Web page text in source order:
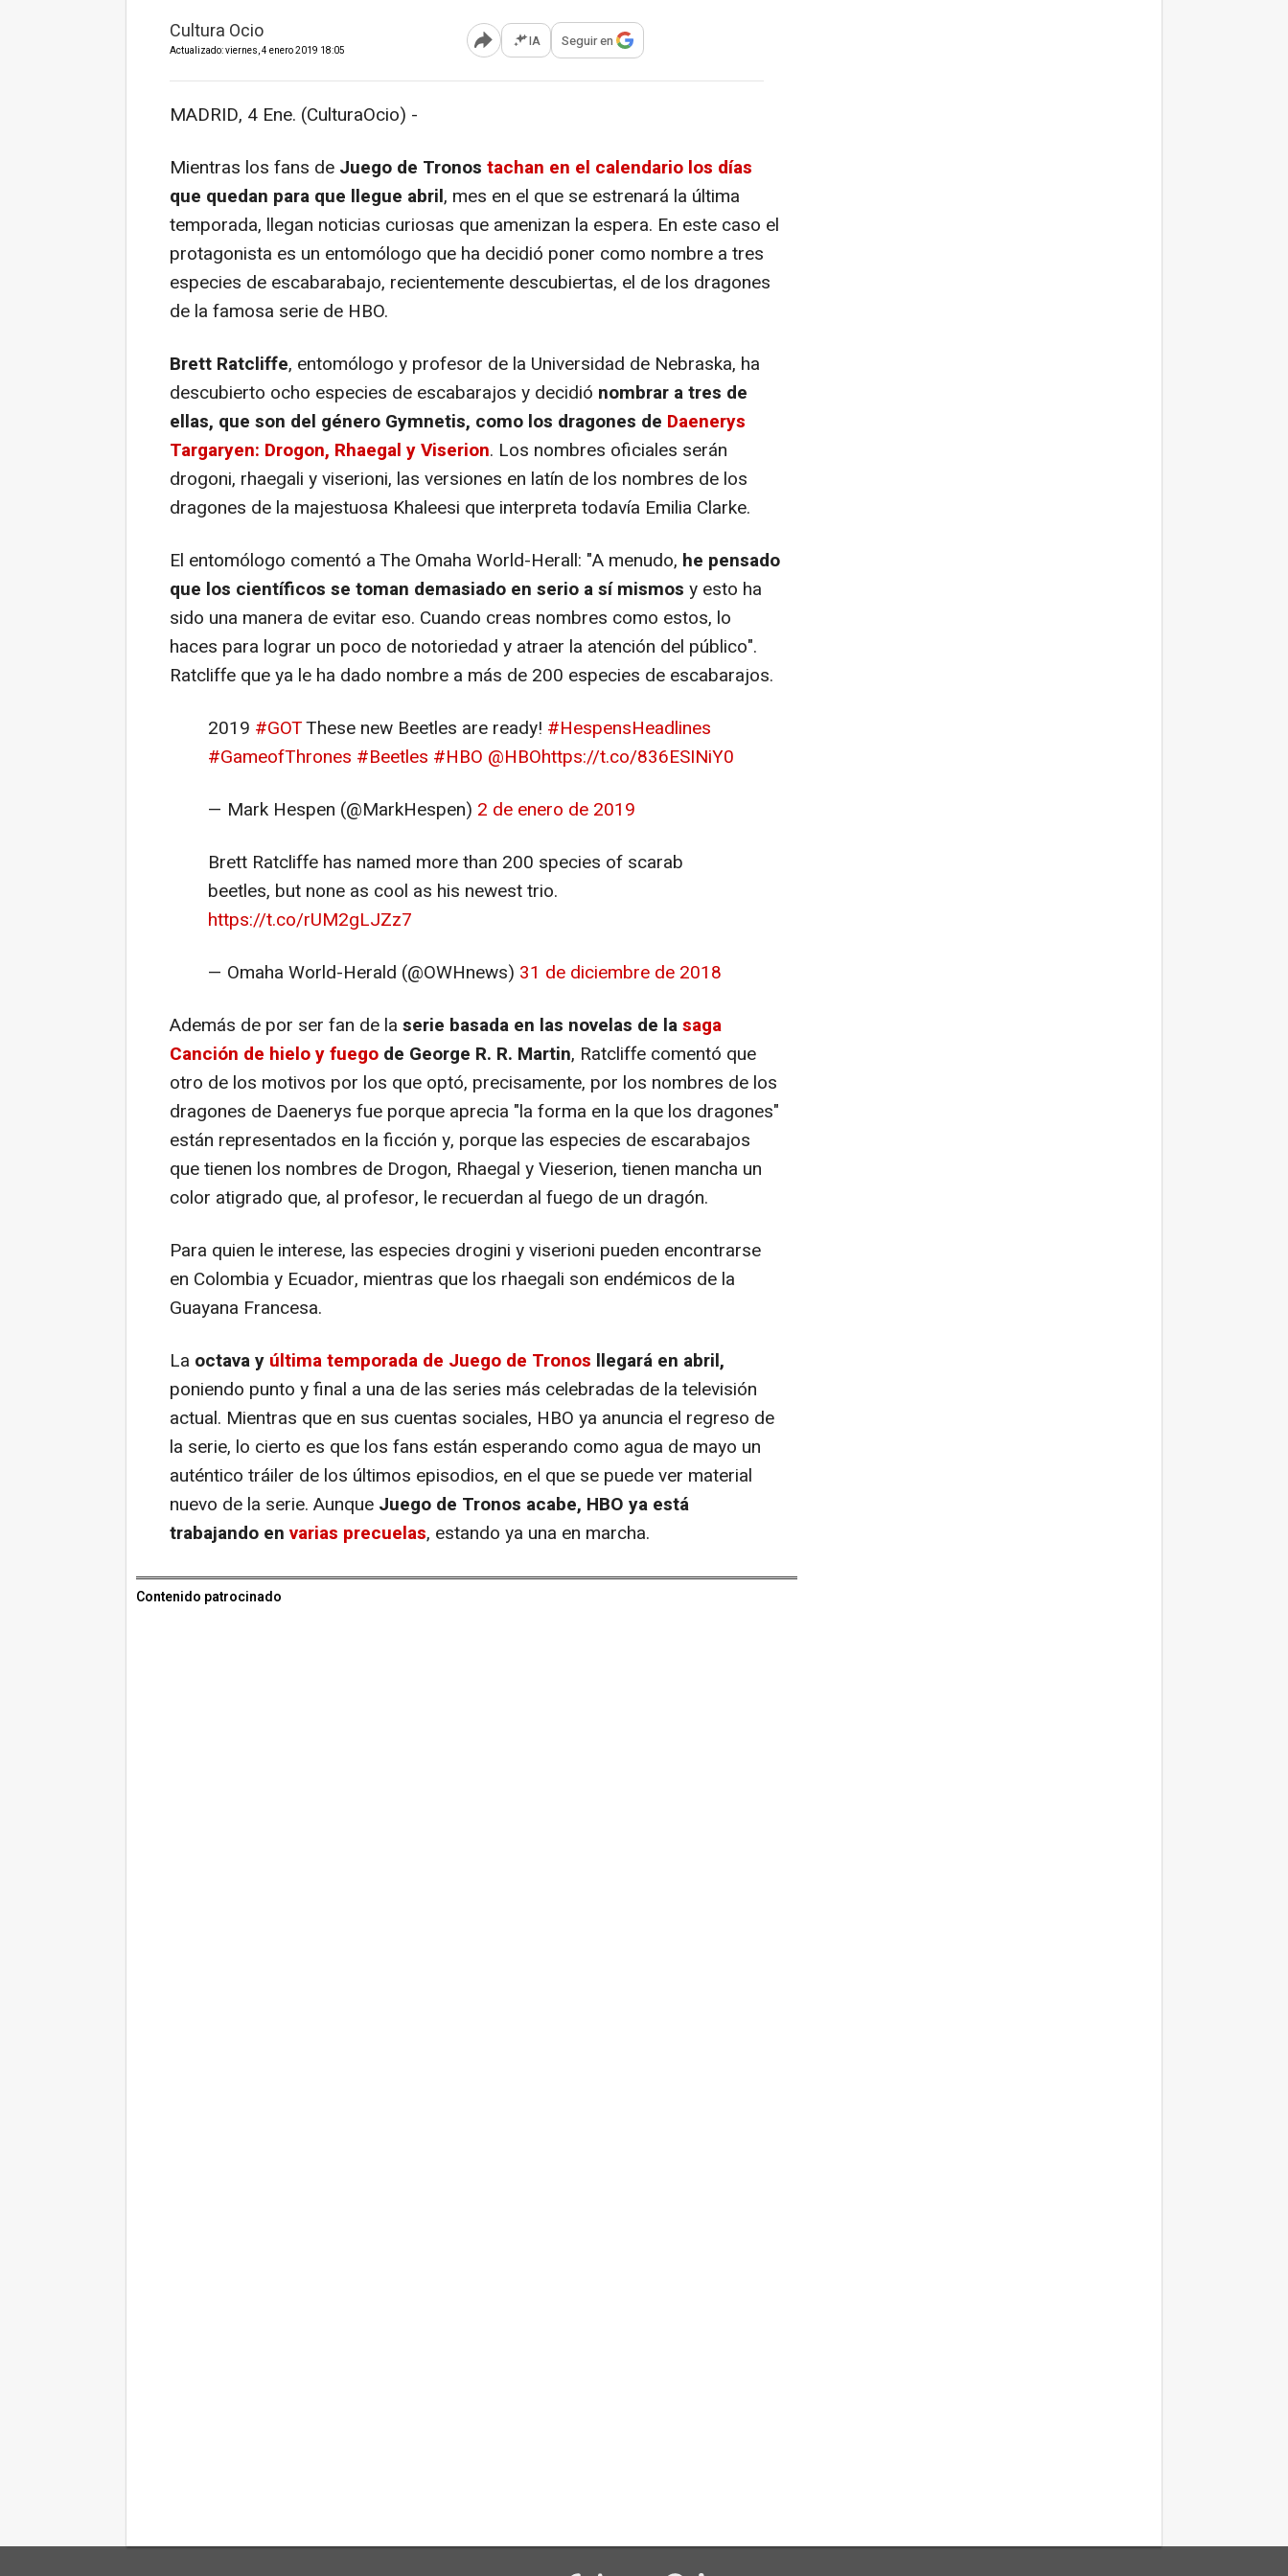
Cultura Ocio
Actualizado: viernes, 4 enero 2019 18:05 Abrir opciones para compartir
IA Seguir en
MADRID, 4 Ene. (CulturaOcio) -
Mientras los fans de Juego de Tronos tachan en el calendario los días
que quedan para que llegue abril, mes en el que se estrenará la última
temporada, llegan noticias curiosas que amenizan la espera. En este caso el
protagonista es un entomólogo que ha decidió poner como nombre a tres
especies de escabarabajo, recientemente descubiertas, el de los dragones
de la famosa serie de HBO.
Brett Ratcliffe, entomólogo y profesor de la Universidad de Nebraska, ha
descubierto ocho especies de escabarajos y decidió nombrar a tres de
ellas, que son del género Gymnetis, como los dragones de Daenerys
Targaryen: Drogon, Rhaegal y Viserion. Los nombres oficiales serán
drogoni, rhaegali y viserioni, las versiones en latín de los nombres de los
dragones de la majestuosa Khaleesi que interpreta todavía Emilia Clarke.
El entomólogo comentó a The Omaha World-Herall: "A menudo, he pensado
que los científicos se toman demasiado en serio a sí mismos y esto ha
sido una manera de evitar eso. Cuando creas nombres como estos, lo
haces para lograr un poco de notoriedad y atraer la atención del público".
Ratcliffe que ya le ha dado nombre a más de 200 especies de escabarajos.
2019 #GOTThese new Beetles are ready! #HespensHeadlines
#GameofThrones #Beetles #HBO @HBOhttps://t.co/836ESINiY0
— Mark Hespen (@MarkHespen) 2 de enero de 2019
Brett Ratcliffe has named more than 200 species of scarab
beetles, but none as cool as his newest trio.
https://t.co/rUM2gLJZz7
— Omaha World-Herald (@OWHnews) 31 de diciembre de 2018
Además de por ser fan de la serie basada en las novelas de lasaga
Canción de hielo y fuego de George R. R. Martin, Ratcliffe comentó que
otro de los motivos por los que optó, precisamente, por los nombres de los
dragones de Daenerys fue porque aprecia "la forma en la que los dragones"
están representados en la ficción y, porque las especies de escarabajos
que tienen los nombres de Drogon, Rhaegal y Vieserion, tienen mancha un
color atigrado que, al profesor, le recuerdan al fuego de un dragón.
Para quien le interese, las especies drogini y viserioni pueden encontrarse
en Colombia y Ecuador, mientras que los rhaegali son endémicos de la
Guayana Francesa.
La octava y última temporada de Juego de Tronos llegará en abril,
poniendo punto y final a una de las series más celebradas de la televisión
actual. Mientras que en sus cuentas sociales, HBO ya anuncia el regreso de
la serie, lo cierto es que los fans están esperando como agua de mayo un
auténtico tráiler de los últimos episodios, en el que se puede ver material
nuevo de la serie. Aunque Juego de Tronos acabe, HBO ya está
trabajando en varias precuelas, estando ya una en marcha.
Contenido patrocinado